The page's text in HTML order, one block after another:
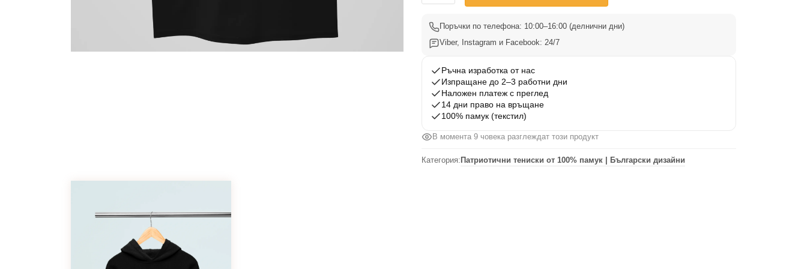
Български
Вдъхновения
Поръчки по телефона: 10:00–16:00 (делнични дни)
Viber, Instagram и Facebook: 24/7
Ръчна изработка от нас
Изпращане до 2–3 работни дни
Наложен платеж с преглед
14 дни право на връщане
100% памук (текстил)
В момента 9 човека разглеждат този продукт
Категория: Патриотични тениски от 100% памук | Български дизайни